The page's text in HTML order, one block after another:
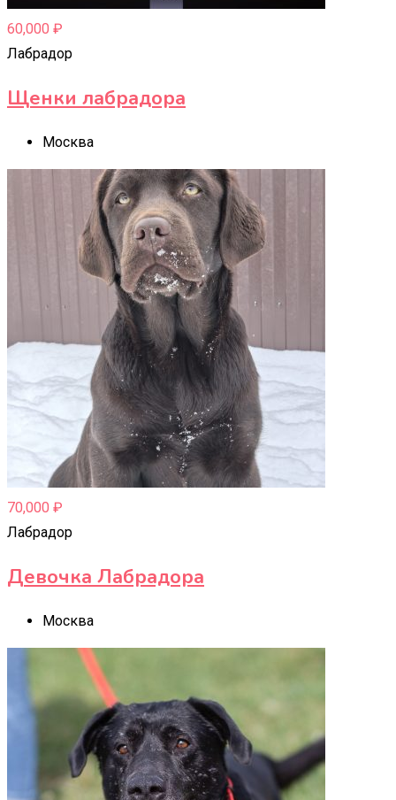
60,000 ₽
Лабрадор
Щенки лабрадора
Москва
70,000 ₽
Лабрадор
Девочка Лабрадора
Москва